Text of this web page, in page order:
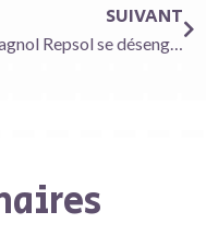
SUIVANT
L’espagnol Repsol se désengage un peu plus du pétrole et du gaz